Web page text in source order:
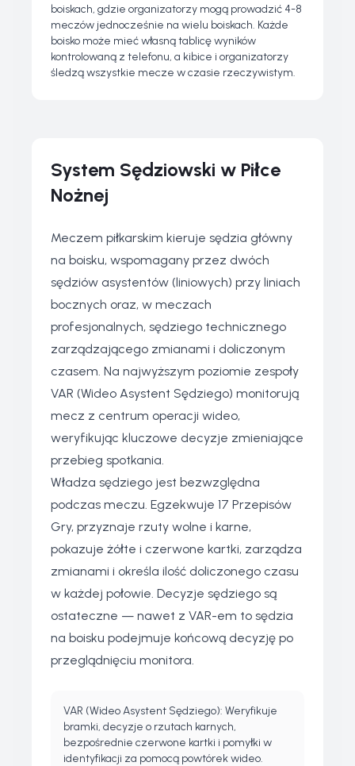
boiskach, gdzie organizatorzy mogą prowadzić 4-8
meczów jednocześnie na wielu boiskach. Każde
boisko może mieć własną tablicę wyników
kontrolowaną z telefonu, a kibice i organizatorzy
śledzą wszystkie mecze w czasie rzeczywistym.
System Sędziowski w Piłce
Nożnej
Meczem piłkarskim kieruje sędzia główny
na boisku, wspomagany przez dwóch
sędziów asystentów (liniowych) przy liniach
bocznych oraz, w meczach
profesjonalnych, sędziego technicznego
zarządzającego zmianami i doliczonym
czasem. Na najwyższym poziomie zespoły
VAR (Wideo Asystent Sędziego) monitorują
mecz z centrum operacji wideo,
weryfikując kluczowe decyzje zmieniające
przebieg spotkania.
Władza sędziego jest bezwzględna
podczas meczu. Egzekwuje 17 Przepisów
Gry, przyznaje rzuty wolne i karne,
pokazuje żółte i czerwone kartki, zarządza
zmianami i określa ilość doliczonego czasu
w każdej połowie. Decyzje sędziego są
ostateczne — nawet z VAR-em to sędzia
na boisku podejmuje końcową decyzję po
przeglądnięciu monitora.
VAR (Wideo Asystent Sędziego): Weryfikuje
bramki, decyzje o rzutach karnych,
bezpośrednie czerwone kartki i pomyłki w
identyfikacji za pomocą powtórek wideo.